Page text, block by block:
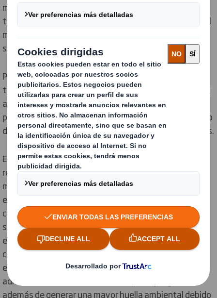
medio ambiente. Desde vehículos o medios de
transporte que reduzcan las emisiones de CO2 hasta el
máximo aprovechamiento del espacio en cada viaje,
son muchos los aspectos que se pueden mejorar.
Poniendo el foco en los embalajes utilizados para el
transporte de las mercancías, hay que prestar especial
atención a su diseño, ya que es vital para que el
producto vaya protegido a la vez que se minimiza el uso
de espacio y se optimiza para evitar los espacios vacíos.
Es importante cultivar una relación más eco-
responsable con proveedores y clientes, ya que, en
muchas ocasiones, las mercancías se embalan en
embalajes más grandes de lo necesario y se rellenan
con plástico de burbujas o embalajes sueltos que van
siendo retirados a lo largo de la cadena logística según
es necesario. Este embalaje secundario no óptimo
conduce a cargas no óptimas. Como resultado, las
empresas y los consumidores soportan costes
adicionales en el sistema de transporte y logística,
además de generar una mayor huella ambiental debido